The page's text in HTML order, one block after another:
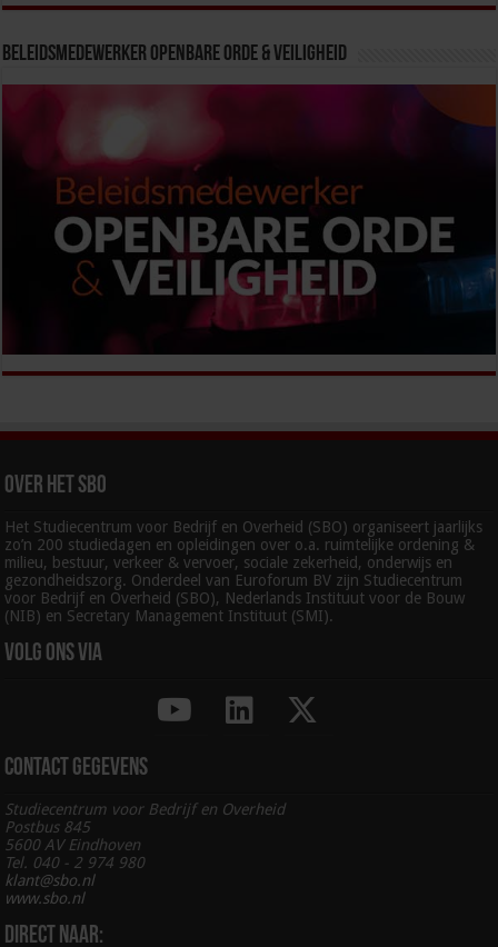
Beleidsmedewerker Openbare Orde & Veiligheid
Over het SBO
Het Studiecentrum voor Bedrijf en Overheid (SBO) organiseert jaarlijks
zo’n 200 studiedagen en opleidingen over o.a. ruimtelijke ordening &
milieu, bestuur, verkeer & vervoer, sociale zekerheid, onderwijs en
gezondheidszorg. Onderdeel van Euroforum BV zijn Studiecentrum
voor Bedrijf en Overheid (SBO), Nederlands Instituut voor de Bouw
(NIB) en Secretary Management Instituut (SMI).
Volg ons via
Contact gegevens
Studiecentrum voor Bedrijf en Overheid
Postbus 845
5600 AV Eindhoven
Tel. 040 - 2 974 980
klant@sbo.nl
www.sbo.nl
Direct naar: